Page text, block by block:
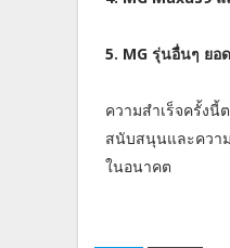
5. MG รุ่นอื่นๆ ยอ
ความสำเร็จครั้ง
สนับสนุนและควา
ในอนาคต